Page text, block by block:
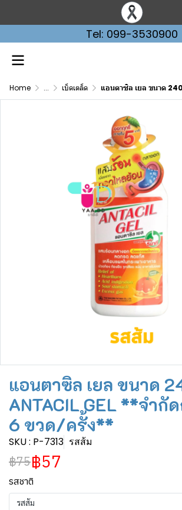
Tel: 099-3530900
Home ... เบ็ดเตล็ด แอนตาซิล เยล ขนาด 240 มล. ANTACIL
แอนตาซิล เยล ขนาด
ANTACIL GEL **จำกั
6 ขวด/ครั้ง**
SKU : P-7313 รสส้ม
฿75฿57
รสชาติ
รสส้ม